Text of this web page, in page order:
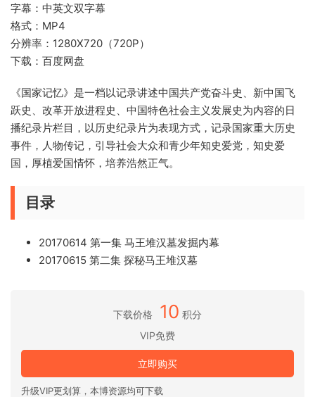
字幕：中英文双字幕
格式：MP4
分辨率：1280X720（720P）
下载：百度网盘
《国家记忆》是一档以记录讲述中国共产党奋斗史、新中国飞
跃史、改革开放进程史、中国特色社会主义发展史为内容的日
播纪录片栏目，以历史纪录片为表现方式，记录国家重大历史
事件，人物传记，引导社会大众和青少年知史爱党，知史爱
国，厚植爱国情怀，培养浩然正气。
目录
20170614 第一集 马王堆汉墓发掘内幕
20170615 第二集 探秘马王堆汉墓
下载价格 10 积分
VIP免费
立即购买
升级VIP更划算，本博资源均可下载